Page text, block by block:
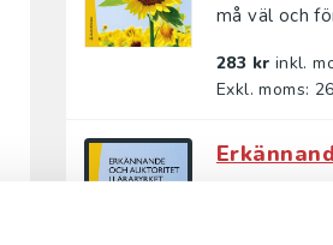
må väl och
283 kr inkl.
Exkl. moms:
Samhället